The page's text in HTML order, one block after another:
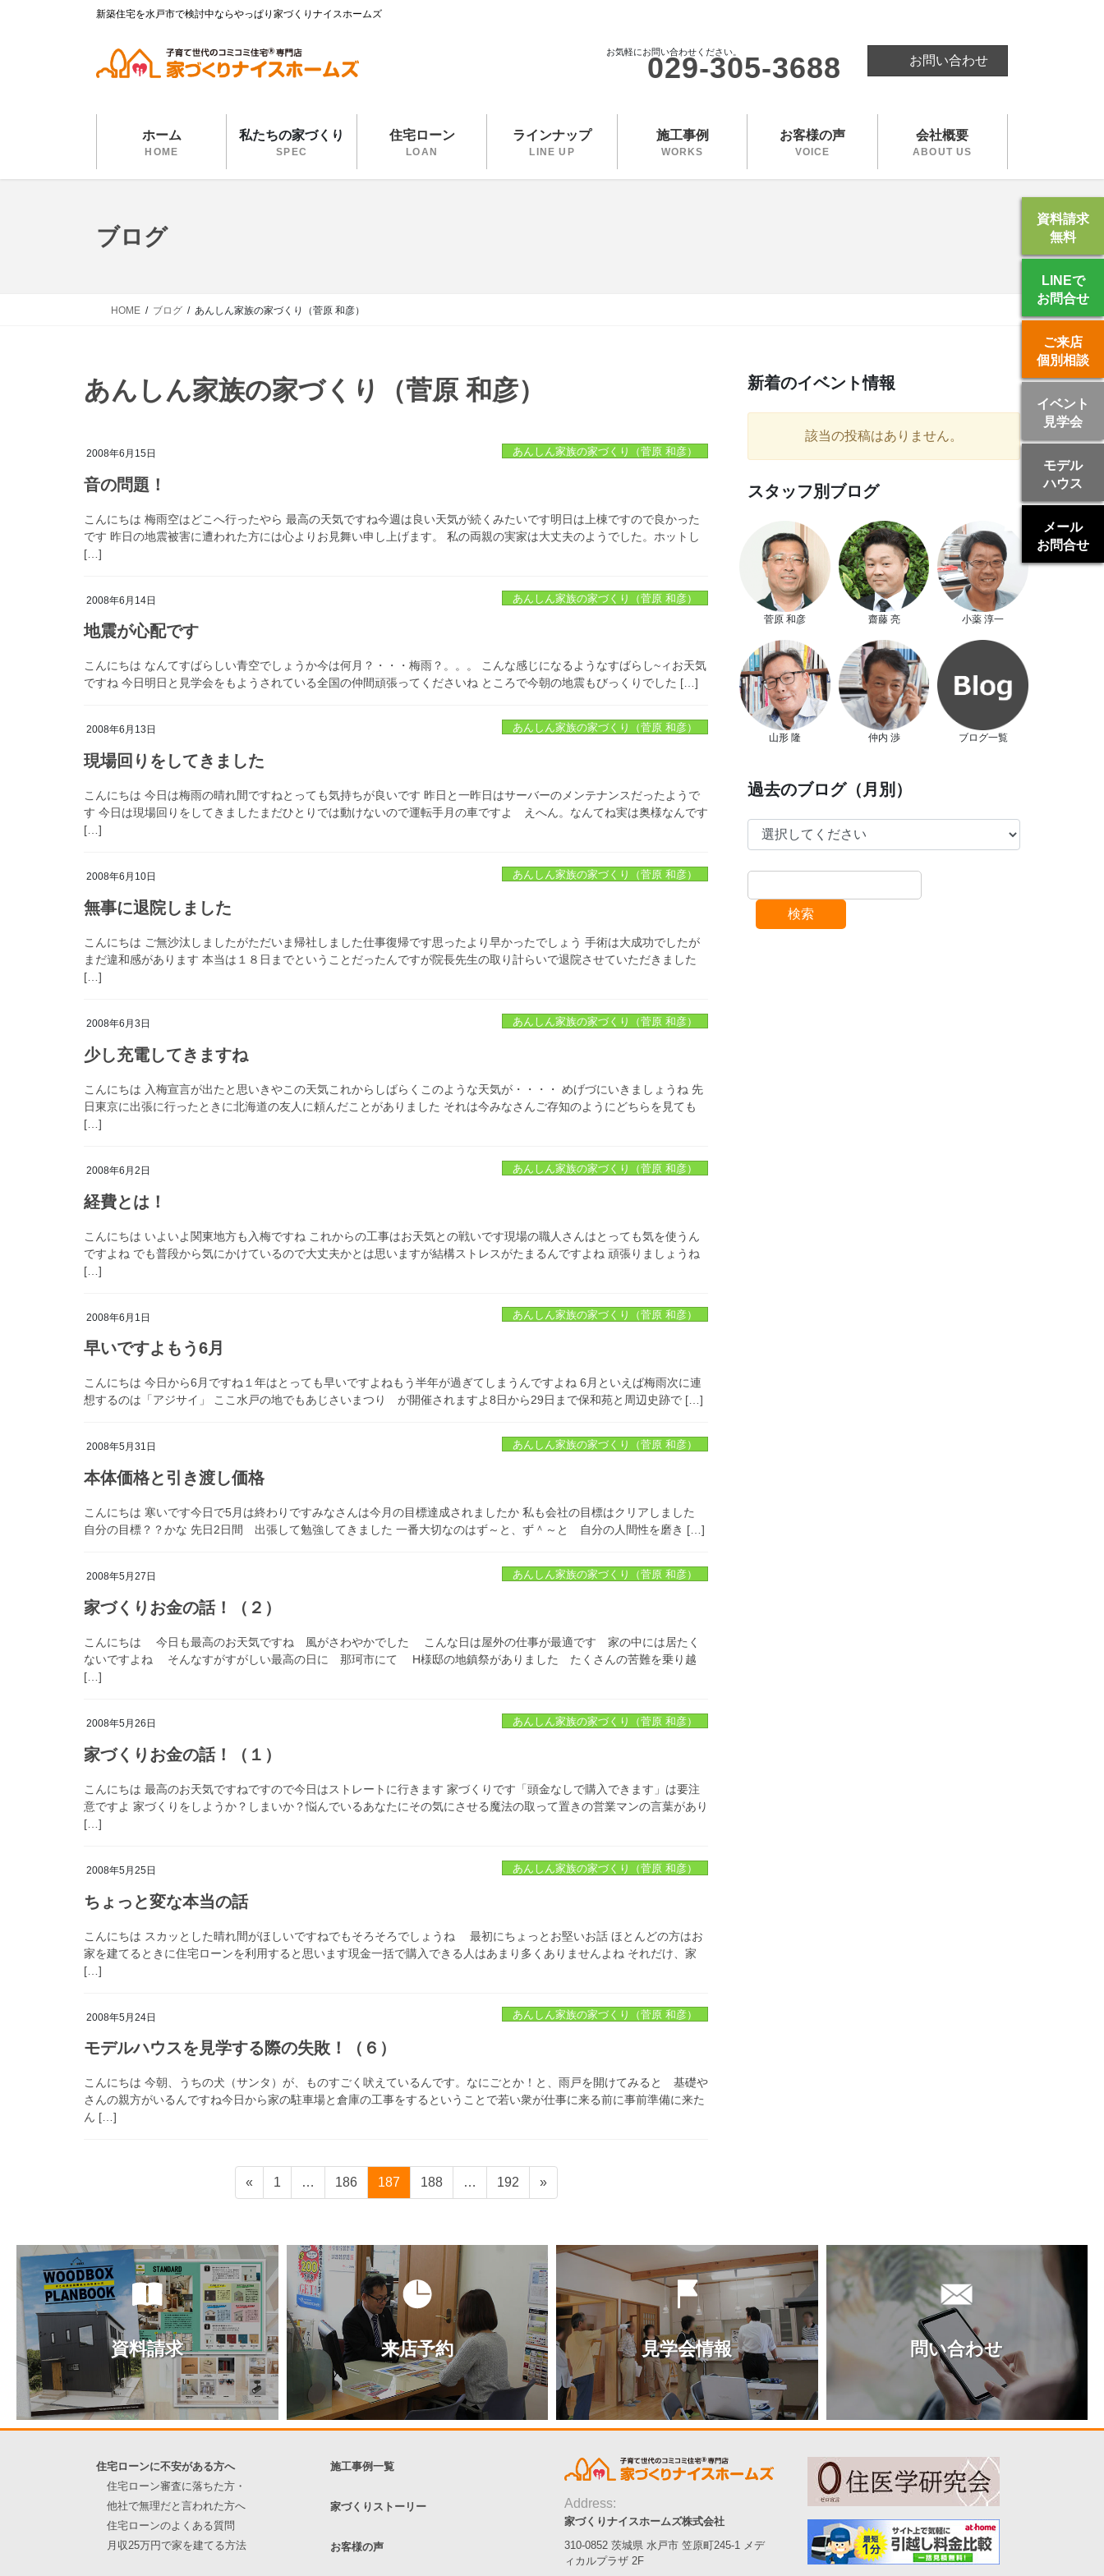
新築住宅を水戸市で検討中ならやっぱり家づくりナイスホームズ
お気軽にお問い合わせください。
029-305-3688 お問い合わせ
ホーム
HOME
私たちの家づくり
SPEC
住宅ローン
LOAN
ラインナップ
LINE UP
施工事例
WORKS
お客様の声
VOICE
会社概要
ABOUT US
ブログ
HOME ブログ あんしん家族の家づくり（菅原 和彦）
あんしん家族の家づくり（菅原 和彦）
2008年6月15日 あんしん家族の家づくり（菅原 和彦）
音の問題！
こんにちは 梅雨空はどこへ行ったやら 最高の天気ですね今週は良い天気が続くみたいです明日は上棟ですので良かった
です 昨日の地震被害に遭われた方には心よりお見舞い申し上げます。 私の両親の実家は大丈夫のようでした。ホットし
[…]
2008年6月14日 あんしん家族の家づくり（菅原 和彦）
地震が心配です
こんにちは なんてすばらしい青空でしょうか今は何月？・・・梅雨？。。。 こんな感じになるようなすばらし~ィお天気
ですね 今日明日と見学会をもようされている全国の仲間頑張ってくださいね ところで今朝の地震もびっくりでした […]
2008年6月13日 あんしん家族の家づくり（菅原 和彦）
現場回りをしてきました
こんにちは 今日は梅雨の晴れ間ですねとっても気持ちが良いです 昨日と一昨日はサーバーのメンテナンスだったようで
す 今日は現場回りをしてきましたまだひとりでは動けないので運転手月の車ですよ えへん。なんてね実は奥様なんです
[…]
2008年6月10日 あんしん家族の家づくり（菅原 和彦）
無事に退院しました
こんにちは ご無沙汰しましたがただいま帰社しました仕事復帰です思ったより早かったでしょう 手術は大成功でしたが
まだ違和感があります 本当は１８日までということだったんですが院長先生の取り計らいで退院させていただきました
[…]
2008年6月3日 あんしん家族の家づくり（菅原 和彦）
少し充電してきますね
こんにちは 入梅宣言が出たと思いきやこの天気これからしばらくこのような天気が・・・・ めげづにいきましょうね 先
日東京に出張に行ったときに北海道の友人に頼んだことがありました それは今みなさんご存知のようにどちらを見ても
[…]
2008年6月2日 あんしん家族の家づくり（菅原 和彦）
経費とは！
こんにちは いよいよ関東地方も入梅ですね これからの工事はお天気との戦いです現場の職人さんはとっても気を使うん
ですよね でも普段から気にかけているので大丈夫かとは思いますが結構ストレスがたまるんですよね 頑張りましょうね
[…]
2008年6月1日 あんしん家族の家づくり（菅原 和彦）
早いですよもう6月
こんにちは 今日から6月ですね１年はとっても早いですよねもう半年が過ぎてしまうんですよね 6月といえば梅雨次に連
想するのは「アジサイ」 ここ水戸の地でもあじさいまつり が開催されますよ8日から29日まで保和苑と周辺史跡で […]
2008年5月31日 あんしん家族の家づくり（菅原 和彦）
本体価格と引き渡し価格
こんにちは 寒いです今日で5月は終わりですみなさんは今月の目標達成されましたか 私も会社の目標はクリアしました
自分の目標？？かな 先日2日間 出張して勉強してきました 一番大切なのはず～と、ず＾～と 自分の人間性を磨き […]
2008年5月27日 あんしん家族の家づくり（菅原 和彦）
家づくりお金の話！（２）
こんにちは 今日も最高のお天気ですね 風がさわやかでした こんな日は屋外の仕事が最適です 家の中には居たく
ないですよね そんなすがすがしい最高の日に 那珂市にて H様邸の地鎮祭がありました たくさんの苦難を乗り越
[…]
2008年5月26日 あんしん家族の家づくり（菅原 和彦）
家づくりお金の話！（１）
こんにちは 最高のお天気ですねですので今日はストレートに行きます 家づくりです「頭金なしで購入できます」は要注
意ですよ 家づくりをしようか？しまいか？悩んでいるあなたにその気にさせる魔法の取って置きの営業マンの言葉があり
[…]
2008年5月25日 あんしん家族の家づくり（菅原 和彦）
ちょっと変な本当の話
こんにちは スカッとした晴れ間がほしいですねでもそろそろでしょうね 最初にちょっとお堅いお話 ほとんどの方はお
家を建てるときに住宅ローンを利用すると思います現金一括で購入できる人はあまり多くありませんよね それだけ、家
[…]
2008年5月24日 あんしん家族の家づくり（菅原 和彦）
モデルハウスを見学する際の失敗！（６）
こんにちは 今朝、うちの犬（サンタ）が、ものすごく吠えているんです。なにごとか！と、雨戸を開けてみると 基礎や
さんの親方がいるんですね今日から家の駐車場と倉庫の工事をするということで若い衆が仕事に来る前に事前準備に来た
ん […]
ペ
ー
ジ
送
«
ペ
ー
1 …
ペ
ー
186
ペ
ー
187
ペ
ー
188 …
ペ
ー
192 »
新着のイベント情報
該当の投稿はありません。
スタッフ別ブログ
菅原 和彦 齋藤 亮 小薬 淳一
山形 隆 仲内 渉 ブログ一覧
過去のブログ（月別）
検索
資料請求
無料
LINEで
お問合せ
ご来店
個別相談
イベント
見学会
モデル
ハウス
メール
お問合せ
資料請求 来店予約 見学会情報 問い合わせ
住宅ローンに不安がある方へ
住宅ローン審査に落ちた方・
他社で無理だと言われた方へ
住宅ローンのよくある質問
月収25万円で家を建てる方法
施工事例一覧
家づくりストーリー
お客様の声
Address:
家づくりナイスホームズ株式会社
310-0852 茨城県 水戸市 笠原町245-1 メデ
ィカルプラザ 2F